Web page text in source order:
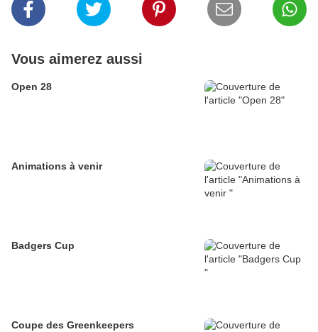
Vous aimerez aussi
Open 28
Animations à venir
Badgers Cup
Coupe des Greenkeepers